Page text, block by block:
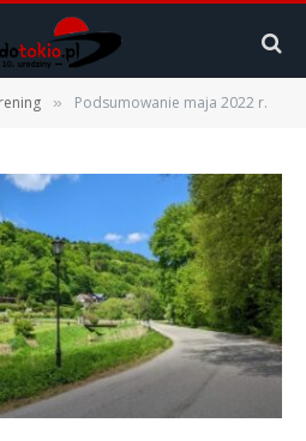
» Podsumowanie maja 2022 r.